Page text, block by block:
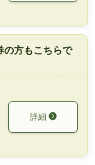
の方もこちらで
詳細